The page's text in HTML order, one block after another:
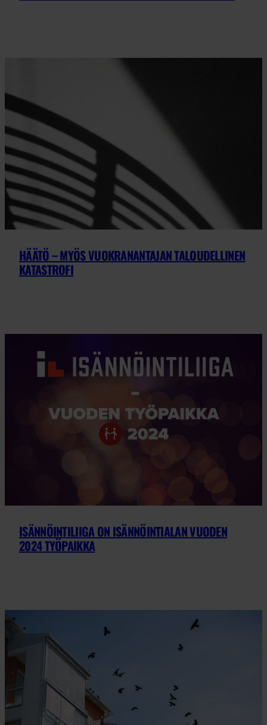
HÄÄTÖ – MYÖS VUOKRANANTAJAN TALOUDELLINEN
KATASTROFI
ISÄNNÖINTILIIGA ON ISÄNNÖINTIALAN VUODEN
2024 TYÖPAIKKA